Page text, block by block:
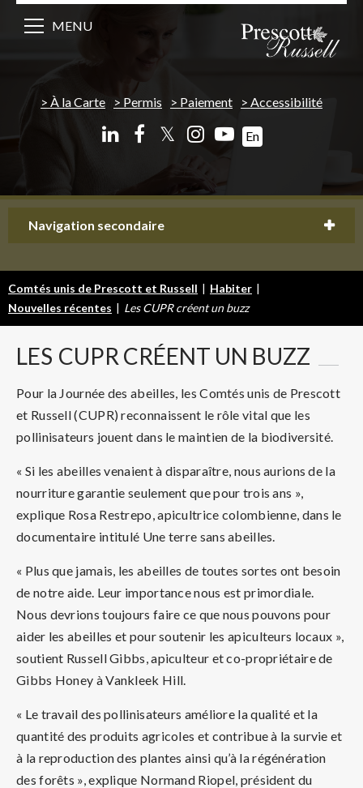
À la Carte Permis Paiement Accessibilité
𝕏 En
MENU
Navigation secondaire
Comtés unis de Prescott et Russell | Habiter |
Nouvelles récentes | Les CUPR créent un buzz
LES CUPR CRÉENT UN BUZZ
Pour la Journée des abeilles, les Comtés unis de Prescott
et Russell (CUPR) reconnaissent le rôle vital que les
pollinisateurs jouent dans le maintien de la biodiversité.
« Si les abeilles venaient à disparaître, nous aurions de la
nourriture garantie seulement que pour trois ans »,
explique Rosa Restrepo, apicultrice colombienne, dans le
documentaire intitulé Une terre sans abeilles.
« Plus que jamais, les abeilles de toutes sortes ont besoin
de notre aide. Leur importance nous est primordiale.
Nous devrions toujours faire ce que nous pouvons pour
aider les abeilles et pour soutenir les apiculteurs locaux »,
soutient Russell Gibbs, apiculteur et co-propriétaire de
Gibbs Honey à Vankleek Hill.
« Le travail des pollinisateurs améliore la qualité et la
quantité des produits agricoles et contribue à la survie et
à la reproduction des plantes ainsi qu’à la régénération
des forêts », explique Normand Riopel, président du